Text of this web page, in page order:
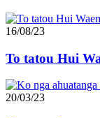
16/08/23
To tatou Hui
20/03/23